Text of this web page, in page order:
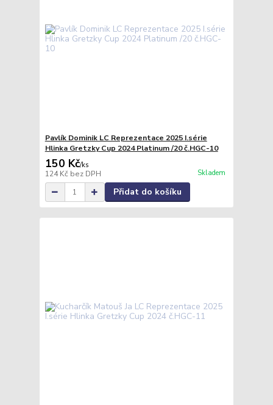
Pavlík Dominik LC Reprezentace 2025 I.série
Hlinka Gretzky Cup 2024 Platinum /20 č.HGC-10
150 Kč/ks
124 Kč bez DPH Skladem
Přidat do košíku